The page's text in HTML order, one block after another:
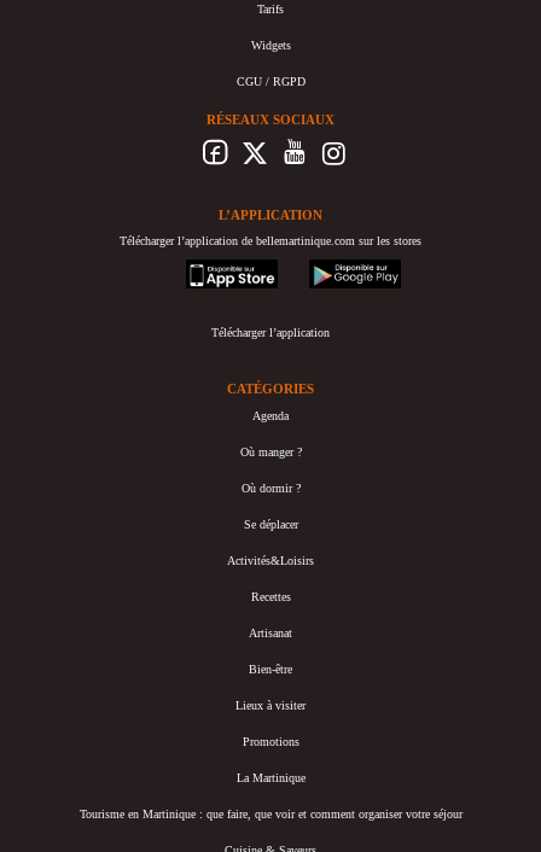
Tarifs
Widgets
CGU / RGPD
RÉSEAUX SOCIAUX
L’APPLICATION
Télécharger l’application de bellemartinique.com sur les stores
appstore
googleplay
Télécharger l’application
CATÉGORIES
Agenda
Où manger ?
Où dormir ?
Se déplacer
Activités&Loisirs
Recettes
Artisanat
Bien-être
Lieux à visiter
Promotions
La Martinique
Tourisme en Martinique : que faire, que voir et comment organiser votre séjour